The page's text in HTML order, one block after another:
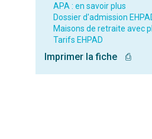
APA : en savoir plus
Dossier d'admission
Maisons de retraite avec
Tarifs EHPAD
Imprimer la fiche ⎙